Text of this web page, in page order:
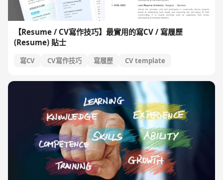
【Resume / CV寫作技巧】最實用的寫CV / 寫履歷
(Resume) 貼士
寫CV CV寫作技巧 寫履歷 CV template